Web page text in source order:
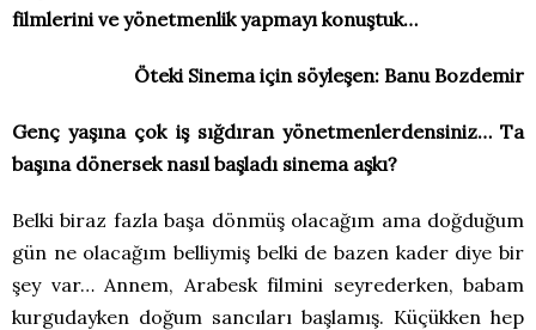
filmlerini ve yönetmenlik yapmayı konuştuk…
Öteki Sinema için söyleşen: Banu Bozdemir
Genç yaşına çok iş sığdıran yönetmenlerdensiniz… Ta
başına dönersek nasıl başladı sinema aşkı?
Belki biraz fazla başa dönmüş olacağım ama doğduğum
gün ne olacağım belliymiş belki de bazen kader diye bir
şey var… Annem, Arabesk filmini seyrederken, babam
kurgudayken doğum sancıları başlamış. Küçükken hep